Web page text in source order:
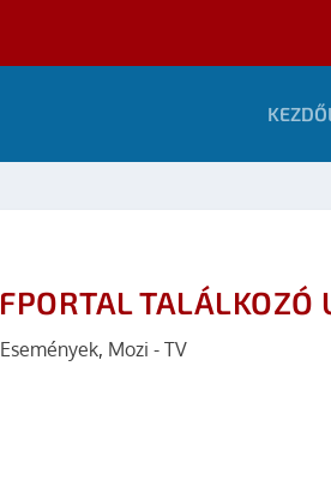
TALÁLKOZÓ
Események, Mozi - TV